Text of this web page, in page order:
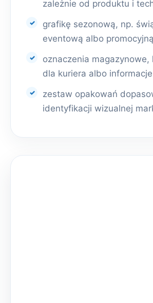
zależnie od produktu i
grafikę sezonową, np.
eventową albo
oznaczenia magazynowe,
dla kuriera albo
zestaw opakowań
identyfikacji wizualnej